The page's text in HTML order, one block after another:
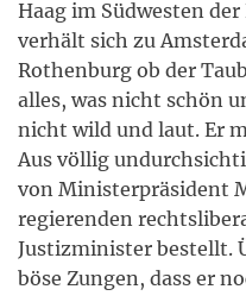
Haag im Südwesten
verhält sich zu
Rothenburg ob der
alles, was nicht schön
nicht wild und laut. Er
Aus völlig
von Ministerpräsident
regierenden
Justizminister bestellt.
böse Zungen, dass er